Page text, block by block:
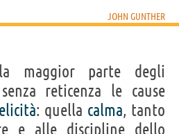
JOHN GUNTHER
maggior parte degli
reticenza le cause
: quella calma, tanto
e alle discipline dello